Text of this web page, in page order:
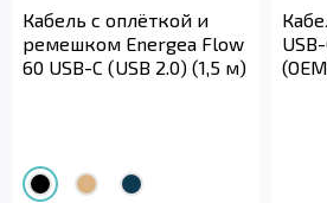
Кабель с оплёткой и
ремешком Energea Flow
60 USB-C (USB 2.0) (1,5 м)